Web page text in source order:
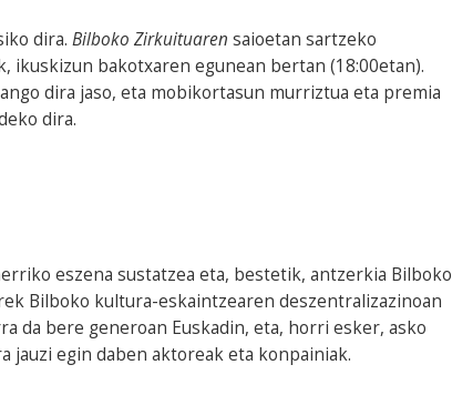
dira. Bilboko Zirkuituaren saioetan sartzeko
ikuskizun bakotxaren egunean bertan (18:00etan).
dira jaso, eta mobikortasun murriztua eta premia
dira.
eszena sustatzea eta, bestetik, antzerkia Bilboko
Bilboko kultura-eskaintzearen deszentralizazinoan
da bere generoan Euskadin, eta, horri esker, asko
egin daben aktoreak eta konpainiak.